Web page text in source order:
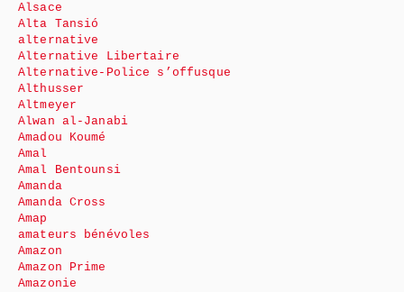
Alsace
Alta Tansió
alternative
Alternative Libertaire
Alternative-Police s’offusque
Althusser
Altmeyer
Alwan al-Janabi
Amadou Koumé
Amal
Amal Bentounsi
Amanda
Amanda Cross
Amap
amateurs bénévoles
Amazon
Amazon Prime
Amazonie